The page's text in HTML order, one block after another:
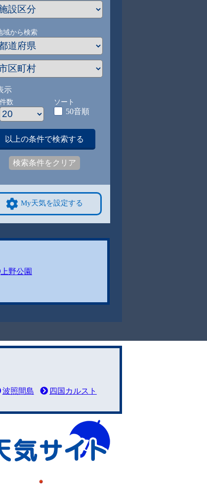
域から検索
示
件数 ソート
50音順
以上の条件で検索する
検索条件をクリア
My天気を設定する
上野公園
波照間島 四国カルスト